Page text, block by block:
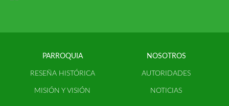
PARROQUIA
RESEÑA HISTÓRICA
MISIÓN Y VISIÓN
NOSOTROS
AUTORIDADES
NOTICIAS